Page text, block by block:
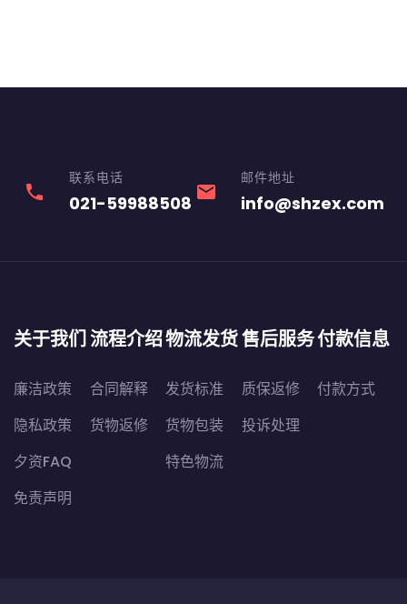
phone
联系电话
021-59988508 email
邮件地址
info@shzex.com
关于我们
廉洁政策
隐私政策
夕资FAQ
免责声明
流程介绍
合同解释
货物返修
物流发货
发货标准
货物包装
特色物流
售后服务
质保返修
投诉处理
付款信息
付款方式